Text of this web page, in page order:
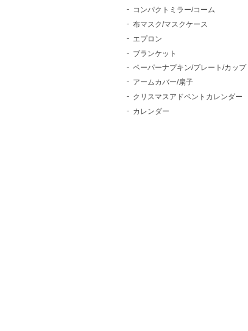
コンパクトミラー/コーム
布マスク/マスクケース
エプロン
ブランケット
ペーパーナプキン/プレート/カップ
アームカバー/扇子
クリスマスアドベントカレンダー
カレンダー